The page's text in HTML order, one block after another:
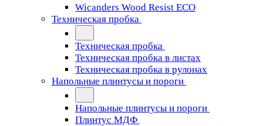
Wicanders Wood Resist ECO
Техническая пробка
Техническая пробка
Техническая пробка в листах
Техническая пробка в рулонах
Напольные плинтусы и пороги
Напольные плинтусы и пороги
Плинтус МДФ